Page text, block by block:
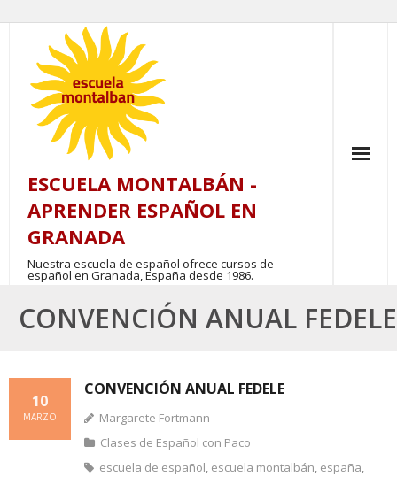
content
ESCUELA MONTALBÁN -
APRENDER ESPAÑOL EN
GRANADA
Nuestra escuela de español ofrece cursos de
español en Granada, España desde 1986.
CONVENCIÓN ANUAL FEDELE
CONVENCIÓN ANUAL FEDELE
10
MARZO
Margarete Fortmann
Clases de Español con Paco
escuela de español, escuela montalbán, españa,